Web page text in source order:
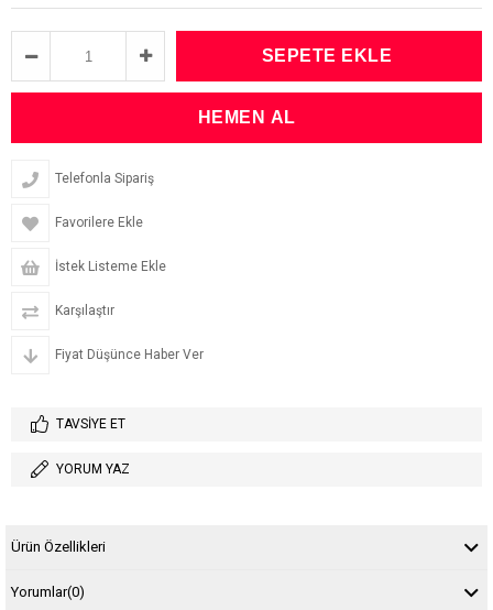
Telefonla Sipariş
Favorilere Ekle
İstek Listeme Ekle
Karşılaştır
Fiyat Düşünce Haber Ver
TAVSIYE ET
YORUM YAZ
Ürün Özellikleri
Yorumlar(0)